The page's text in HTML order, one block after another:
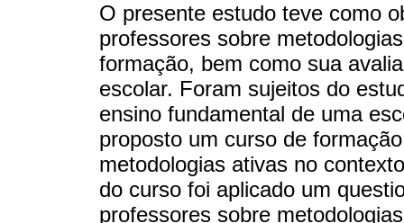
O presente estudo teve como
professores sobre
formação, bem como sua
escolar. Foram sujeitos do
ensino fundamental de uma
proposto um curso de
metodologias ativas no
do curso foi aplicado um
professores sobre